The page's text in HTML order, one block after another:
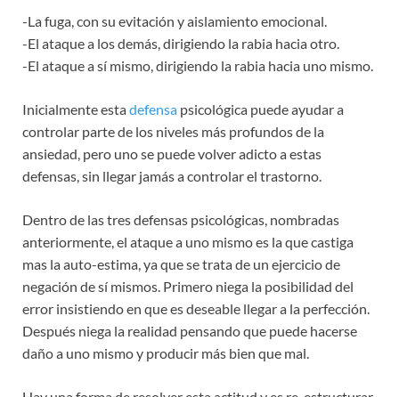
-La fuga, con su evitación y aislamiento emocional.
-El ataque a los demás, dirigiendo la rabia hacia otro.
-El ataque a sí mismo, dirigiendo la rabia hacia uno mismo.
Inicialmente estadefensa psicológica puede ayudar a
controlar parte de los niveles más profundos de la
ansiedad, pero uno se puede volver adicto a estas
defensas, sin llegar jamás a controlar el trastorno.
Dentro de las tres defensas psicológicas, nombradas
anteriormente, el ataque a uno mismo es la que castiga
mas la auto-estima, ya que se trata de un ejercicio de
negación de sí mismos. Primero niega la posibilidad del
error insistiendo en que es deseable llegar a la perfección.
Después niega la realidad pensando que puede hacerse
daño a uno mismo y producir más bien que mal.